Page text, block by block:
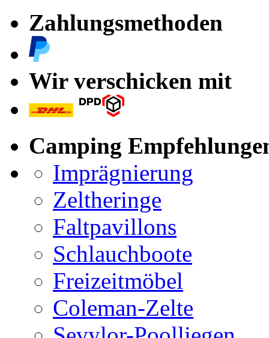
Zahlungsmethoden
Wir verschicken mit
Camping
Imprägnierung
Zeltheringe
Faltpavillons
Schlauchboote
Freizeitmöbel
Coleman-Zelte